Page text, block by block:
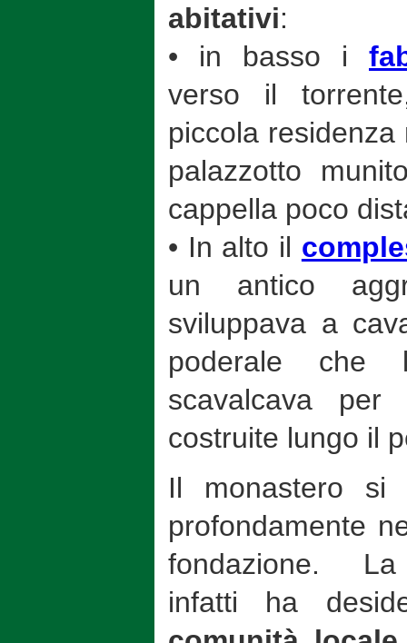
abitativi:
• in basso i
verso il
piccola
palazzotto
cappella poco
• In alto il
un antico
sviluppava a
poderale che
scavalcava per
costruite lungo il
Il monastero
profondamente
fondazione.
infatti ha